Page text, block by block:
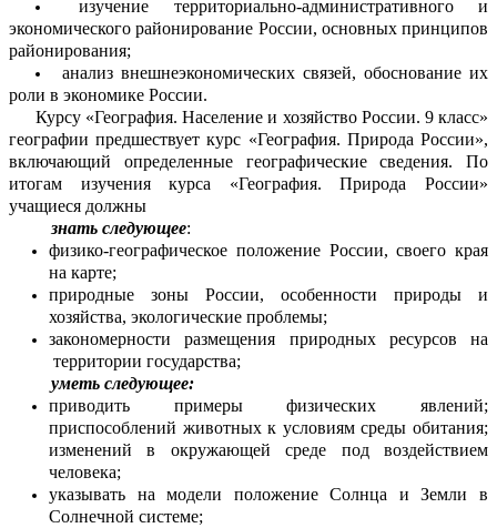
изучение территориально-административного и
экономического районирование России, основных принципов
районирования;
анализ внешнеэкономических связей, обоснование их
роли в экономике России.
Курсу «География. Население и хозяйство России. 9 класс»
географии предшествует курс «География. Природа России»,
включающий определенные географические сведения. По
итогам изучения курса «География. Природа России»
учащиеся должны
знать следующее:
физико-географическое положение России, своего края
на карте;
природные зоны России, особенности природы и
хозяйства, экологические проблемы;
закономерности размещения природных ресурсов на
территории государства;
уметь следующее:
приводить примеры физических явлений;
приспособлений животных к условиям среды обитания;
изменений в окружающей среде под воздействием
человека;
указывать на модели положение Солнца и Земли в
Солнечной системе;